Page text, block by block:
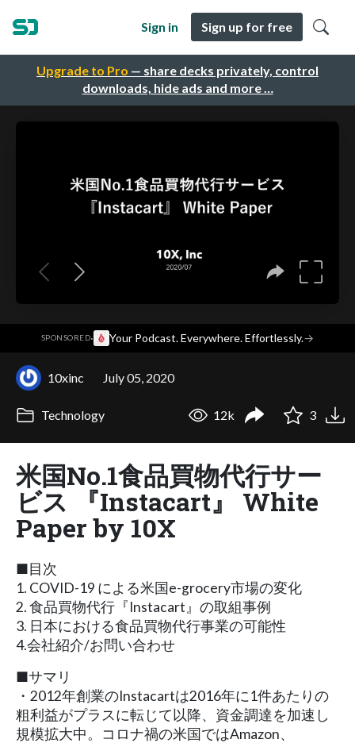
Upgrade to Pro — share decks privately, control
downloads, hide ads and more …
Sign in Sign up for free
SPONSORED· Your Podcast. Everywhere. Effortlessly.→
10xinc July 05, 2020
Technology 12k 3
米国No.1食品買物代行サー
ビス 『Instacart』 White
Paper by 10X
■目次
1. COVID-19 による米国e-grocery市場の変化
2. 食品買物代行『Instacart』の取組事例
3. 日本における食品買物代行事業の可能性
4.会社紹介/お問い合わせ
■サマリ
・2012年創業のInstacartは2016年に1件あたりの
粗利益がプラスに転じて以降、資金調達を加速し
規模拡大中。コロナ禍の米国ではAmazon、